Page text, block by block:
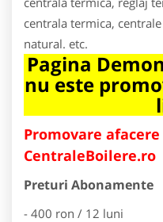
centrala termica,
natural. etc.
Pagina
nu este
Promovare
CentraleBoilere.ro
Preturi Abonamente
- 400 ron / 12 luni